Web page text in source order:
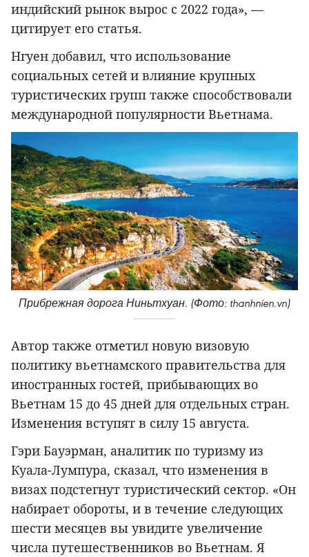
индийский рынок вырос с 2022 года», —
цитирует его статья.
Нгуен добавил, что использование
социальных сетей и влияние крупных
туристических групп также способствовали
международной популярности Вьетнама.
Прибрежная дорога Ниньтхуан. (Фото: thanhnien.vn)
Автор также отметил новую визовую
политику вьетнамского правительства для
иностранных гостей, прибывающих во
Вьетнам 15 до 45 дней для отдельных стран.
Изменения вступят в силу 15 августа.
Гэри Бауэрман, аналитик по туризму из
Куала-Лумпура, сказал, что изменения в
визах подстегнут туристический сектор. «Он
набирает обороты, и в течение следующих
шести месяцев вы увидите увеличение
числа путешественников во Вьетнам. Я